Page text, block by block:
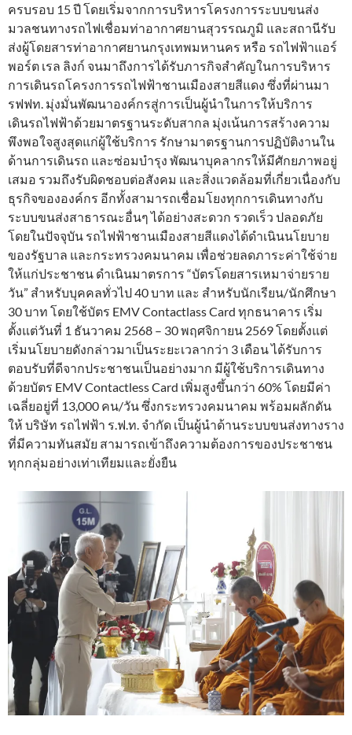
ครบรอบ 15 ปี โดยเริ่มจากการบริหารโครงการระบบขนส่ง
มวลชนทางรถไฟเชื่อมท่าอากาศยานสุวรรณภูมิ และสถานีรับ
ส่งผู้โดยสารท่าอากาศยานกรุงเทพมหานคร หรือ รถไฟฟ้าแอร์
พอร์ต เรล ลิงก์ จนมาถึงการได้รับภารกิจสำคัญในการบริหาร
การเดินรถโครงการรถไฟฟ้าชานเมืองสายสีแดง ซึ่งที่ผ่านมา
รฟฟท. มุ่งมั่นพัฒนาองค์กรสู่การเป็นผู้นำในการให้บริการ
เดินรถไฟฟ้าด้วยมาตรฐานระดับสากล มุ่งเน้นการสร้างความ
พึงพอใจสูงสุดแก่ผู้ใช้บริการ รักษามาตรฐานการปฏิบัติงานใน
ด้านการเดินรถ และซ่อมบำรุง พัฒนาบุคลากรให้มีศักยภาพอยู่
เสมอ รวมถึงรับผิดชอบต่อสังคม และสิ่งแวดล้อมที่เกี่ยวเนื่องกับ
ธุรกิจขององค์กร อีกทั้งสามารถเชื่อมโยงทุกการเดินทางกับ
ระบบขนส่งสาธารณะอื่นๆ ได้อย่างสะดวก รวดเร็ว ปลอดภัย
โดยในปัจจุบัน รถไฟฟ้าชานเมืองสายสีแดงได้ดำเนินนโยบาย
ของรัฐบาล และกระทรวงคมนาคม เพื่อช่วยลดภาระค่าใช้จ่าย
ให้แก่ประชาชน ดำเนินมาตรการ “บัตรโดยสารเหมาจ่ายราย
วัน” สำหรับบุคคลทั่วไป 40 บาท และ สำหรับนักเรียน/นักศึกษา
30 บาท โดยใช้บัตร EMV Contactlass Card ทุกธนาคาร เริ่ม
ตั้งแต่วันที่ 1 ธันวาคม 2568 – 30 พฤศจิกายน 2569 โดยตั้งแต่
เริ่มนโยบายดังกล่าวมาเป็นระยะเวลากว่า 3 เดือน ได้รับการ
ตอบรับที่ดีจากประชาชนเป็นอย่างมาก มีผู้ใช้บริการเดินทาง
ด้วยบัตร EMV Contactless Card เพิ่มสูงขึ้นกว่า 60% โดยมีค่า
เฉลี่ยอยู่ที่ 13,000 คน/วัน ซึ่งกระทรวงคมนาคม พร้อมผลักดัน
ให้ บริษัท รถไฟฟ้า ร.ฟ.ท. จำกัด เป็นผู้นำด้านระบบขนส่งทางราง
ที่มีความทันสมัย สามารถเข้าถึงความต้องการของประชาชน
ทุกกลุ่มอย่างเท่าเทียมและยั่งยืน